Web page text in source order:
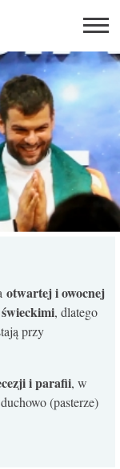
EN BG
otwartej i owocnej
, dlatego
przy
i parafii, w
(pasterze)